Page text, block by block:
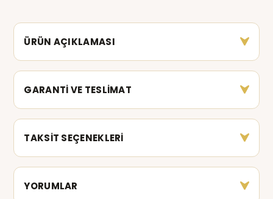
ÜRÜN AÇIKLAMASI
GARANTİ VE TESLİMAT
TAKSİT SEÇENEKLERİ
YORUMLAR